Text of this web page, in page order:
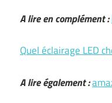
A lire en complément :
Quel éclairage LED
A lire également :